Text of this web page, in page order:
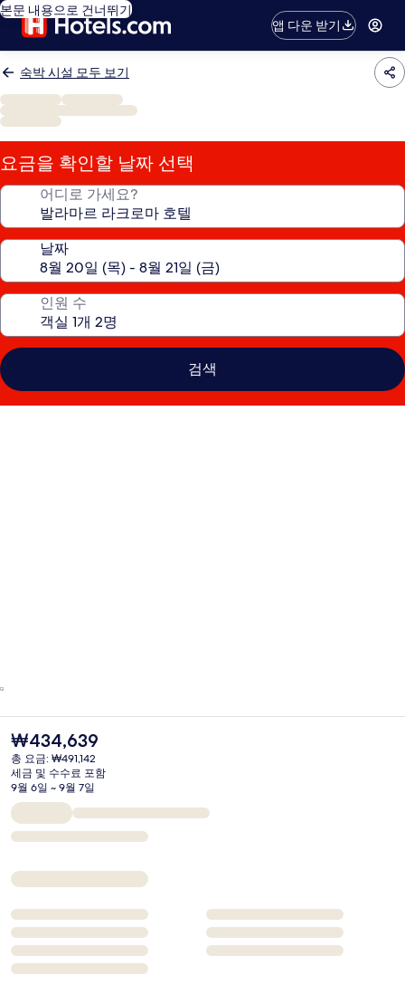
본문 내용으로 건너뛰기
앱 다운 받기
숙박 시설 모두 보기
요금을 확인할 날짜 선택
어디로 가세요?
날짜
인원 수
검색
현
재
가
격
은
₩434,639
₩434,639
총 요금: ₩491,142
세금 및 수수료 포함
9월 6일 ~ 9월 7일